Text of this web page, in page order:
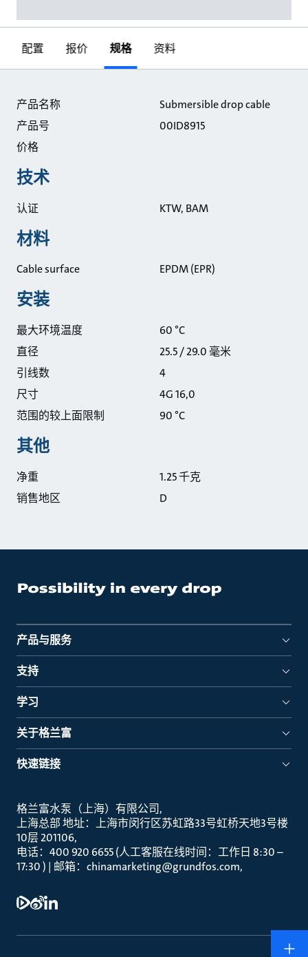
配置 报价 规格 资料
产品名称
Submersible drop cable
产品号
00ID8915
价格
技术
认证 KTW, BAM
材料
Cable surface EPDM (EPR)
安装
最大环境温度
60 °C
直径
25.5 / 29.0 毫米
引线数
4
尺寸
4G 16,0
范围的较上面限制
90 °C
其他
净重
1.25 千克
销售地区
D
产品与服务
支持
学习
关于格兰富
快速链接
格兰富水泵（上海）有限公司
上海总部 地址：上海市闵行区苏虹路33号虹桥天地3号楼
10层 201106
电话：400 920 6655 (人工客服在线时间：工作日 8:30 –
17:30 ) | 邮箱：chinamarketing@grundfos.com